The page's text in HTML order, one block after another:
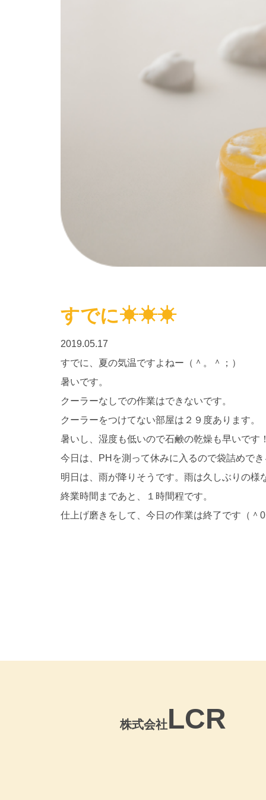
すでに☀☀☀
2019.05.17
すでに、夏の気温ですよねー（＾。＾；）
暑いです。
クーラーなしでの作業はできないです。
クーラーをつけてない部屋は２９度あります。
暑いし、湿度も低いので石鹸の乾燥も早いです
今日は、PHを測って休みに入るので袋詰めで
明日は、雨が降りそうです。雨は久しぶりの様
終業時間まであと、１時間程です。
仕上げ磨きをして、今日の作業は終了です（＾
株式会社LCR